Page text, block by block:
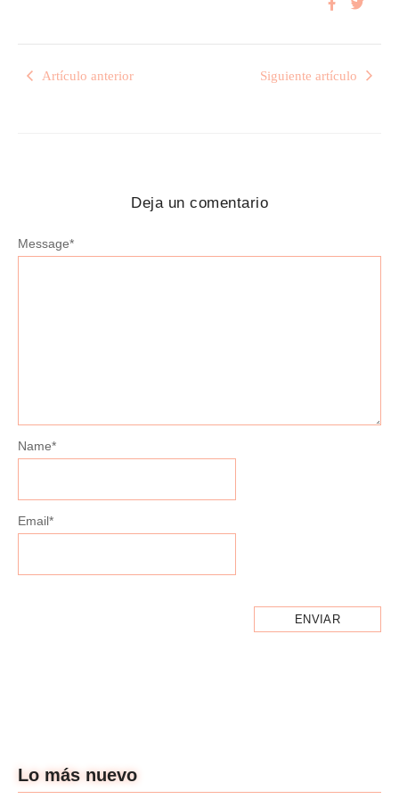
Artículo anterior Siguiente artículo
Deja un comentario
Message*
Name*
Email*
Lo más nuevo